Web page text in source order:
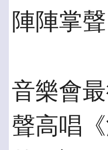
陣陣掌聲
音樂會
聲高唱